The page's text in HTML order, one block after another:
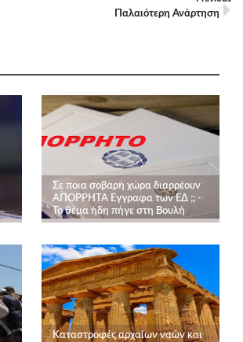
Παλαιότερη Ανάρτηση
Σε ποια σοβαρή χώρα διαρρέουν
ΑΠΟΡΡΗΤΑ Εγγραφα των ΕΔ ;; -
Το θέμα ήδη πήγε στη Βουλή
Καταστροφές αρχαίων ναών και